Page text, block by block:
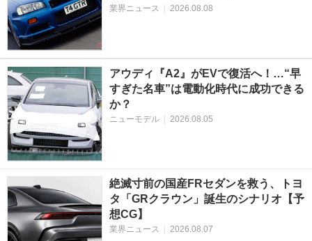
業界ニュース | 2026.08.08
アウディ『A2』がEVで復活へ！…“早
すぎた名車”は電動化時代に成功できる
か？
ニューモデル | 2026.08.05
絶滅寸前の国産FRセダンを救う、トヨ
タ「GRクラウン」誕生のシナリオ【予
想CG】
業界ニュース | 2026.08.07